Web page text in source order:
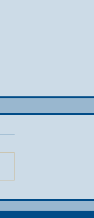
del Gran Premio de Bélgica de
1 Moët & Chandon ya está